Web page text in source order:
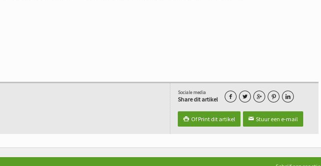
Sociale media
Share dit artikel     
 Of Print dit artikel ✉ Stuur een e-mail